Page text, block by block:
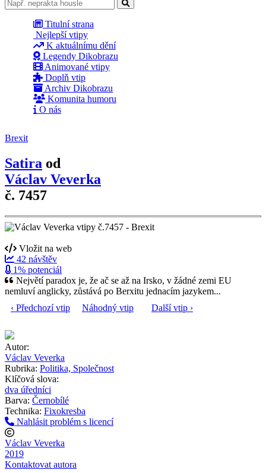
Titulní strana
Nejlepší vtipy
K aktuálnímu dění
Legendy Dikobrazu
Animované vtipy
Doplň vtip
Archiv Dikobrazu
Komunita humoru
O nás
Brexit
Satira od
Václav Veverka
č. 7457
Vložit na web
42 návštěv
1% potenciál
Největí paradox je, že ač se až na Irsko, v žádné zemi EU
nemluví anglicky, zůstává po Berxitu jednacím jazykem...
‹ Předchozí vtip
Náhodný vtip Další vtip ›
Autor:
Václav Veverka
Rubrika: Politika, Společnost
Klíčová slova:
dva úředníci
Barva: Černobílé
Technika: Fixokresba
Nahlásit problém s licencí
Václav Veverka
2019
Kontaktovat autora